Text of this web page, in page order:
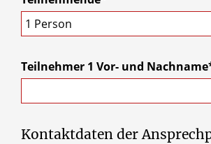
1 Person
Teilnehmer 1 Vor- und
Kontaktdaten der